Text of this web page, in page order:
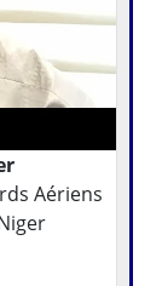
Aériens